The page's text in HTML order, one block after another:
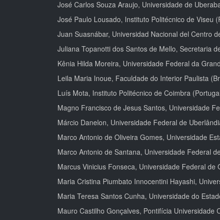
José Carlos Souza Araujo, Universidade de
José Paulo Lousado, Instituto Politécnico de Viseu
Juan Suasnábar, Universidad Nacional del Centro
Juliana Topanotti dos Santos de Mello, Secretaria
Kênia Hilda Moreira, Universidade Federal da
Leila Maria Inoue, Faculdade do Interior Paulista
Luís Mota, Instituto Politécnico de Coimbra
Magno Francisco de Jesus Santos, Universidade
Márcio Danelon, Universidade Federal de
Marco Antonio de Oliveira Gomes, Universidade
Marco Antonio de Santana, Universidade Federal
Marcus Vinicius Fonseca, Universidade Federal de
Maria Cristina Piumbato Innocentini Hayashi,
Maria Teresa Santos Cunha, Universidade do
Mauro Castilho Gonçalves, Pontifícia Universidade